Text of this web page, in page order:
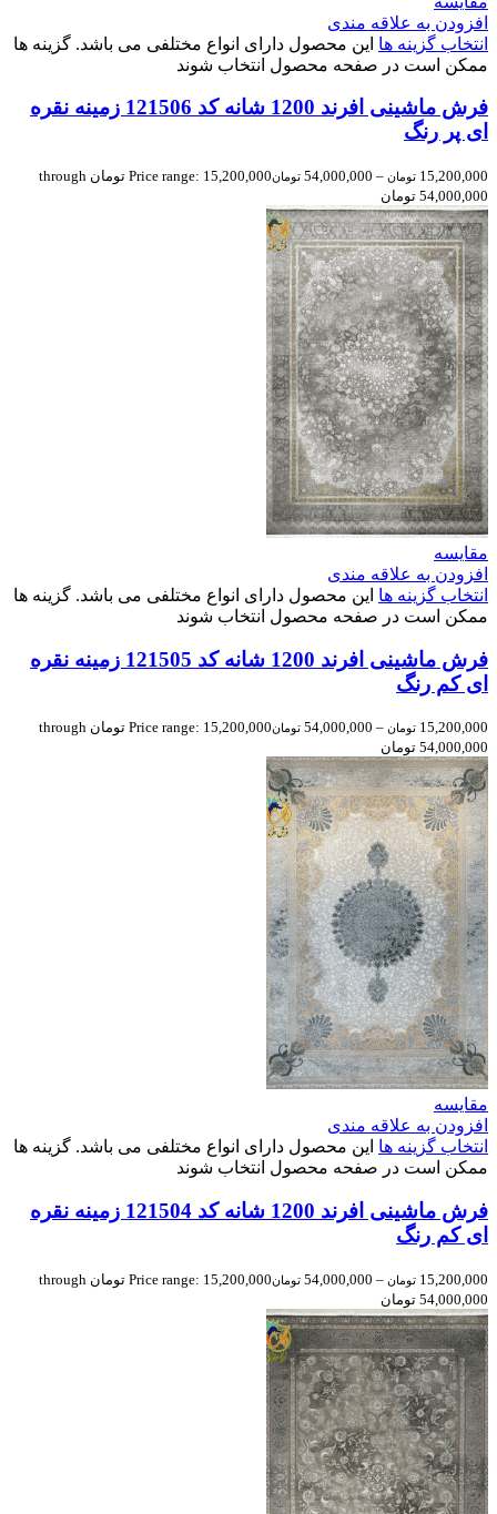
افزودن به علاقه مندی
انتخاب گزینه ها این محصول دارای انواع مختلفی می باشد. گزینه ها
ممکن است در صفحه محصول انتخاب شوند
فرش ماشینی افرند 1200 شانه کد 121506 زمینه نقره
ای پر رنگ
15,200,000 تومان –
54,000,000 تومان
Price range: 15,200,000 تومان through
54,000,000 تومان
مقایسه
افزودن به علاقه مندی
انتخاب گزینه ها این محصول دارای انواع مختلفی می باشد. گزینه ها
ممکن است در صفحه محصول انتخاب شوند
فرش ماشینی افرند 1200 شانه کد 121505 زمینه نقره
ای کم رنگ
15,200,000 تومان –
54,000,000 تومان
Price range: 15,200,000 تومان through
54,000,000 تومان
مقایسه
افزودن به علاقه مندی
انتخاب گزینه ها این محصول دارای انواع مختلفی می باشد. گزینه ها
ممکن است در صفحه محصول انتخاب شوند
فرش ماشینی افرند 1200 شانه کد 121504 زمینه نقره
ای کم رنگ
15,200,000 تومان –
54,000,000 تومان
Price range: 15,200,000 تومان through
54,000,000 تومان